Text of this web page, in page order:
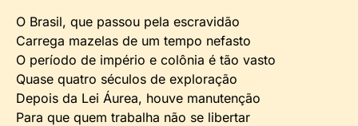
O Brasil, que passou pela escravidão
Carrega mazelas de um tempo nefasto
O período de império e colônia é tão vasto
Quase quatro séculos de exploração
Depois da Lei Áurea, houve manutenção
Para que quem trabalha não se libertar